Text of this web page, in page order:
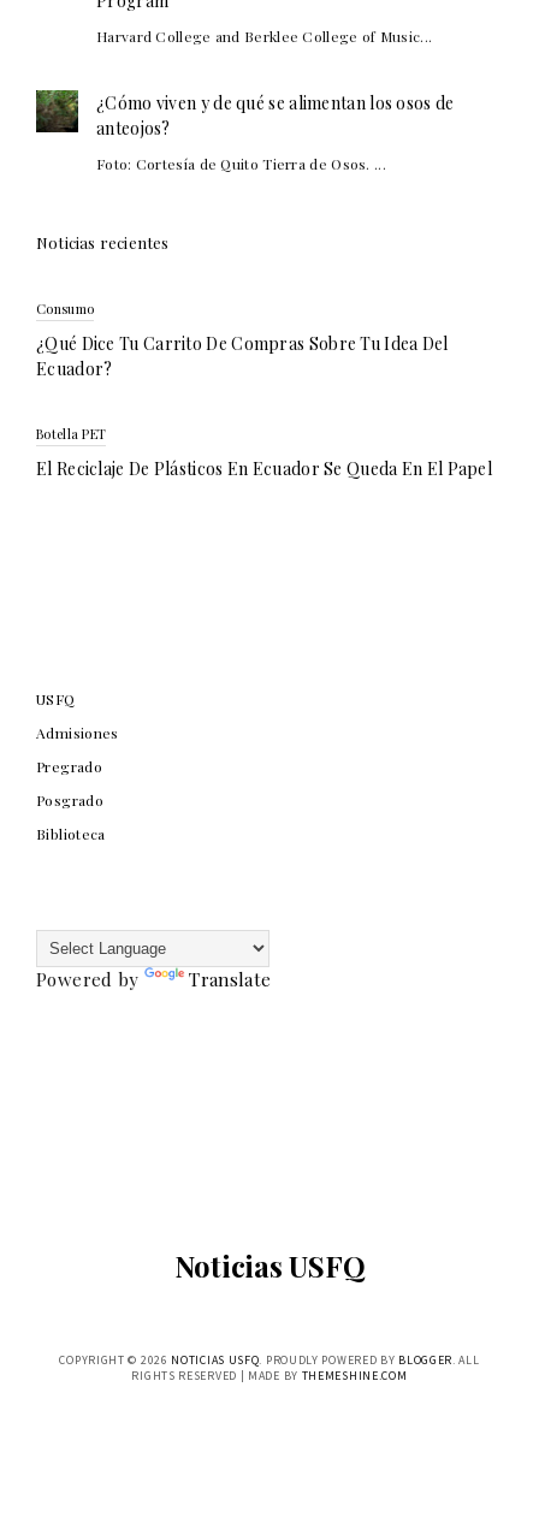
Harvard College and Berklee College of Music...
¿Cómo viven y de qué se alimentan los osos de
anteojos?
Foto: Cortesía de Quito Tierra de Osos. ...
Noticias recientes
Consumo
¿Qué Dice Tu Carrito De Compras Sobre Tu Idea Del
Ecuador?
Botella PET
El Reciclaje De Plásticos En Ecuador Se Queda En El Papel
USFQ
Admisiones
Pregrado
Posgrado
Biblioteca
Powered by Translate
Noticias USFQ
COPYRIGHT © 2026 NOTICIAS USFQ. PROUDLY POWERED BY BLOGGER. ALL
RIGHTS RESERVED | MADE BY THEMESHINE.COM